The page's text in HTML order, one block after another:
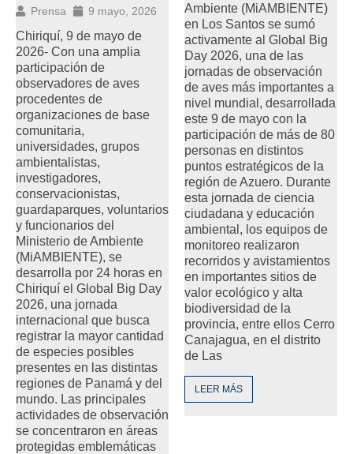
Prensa 9 mayo, 2026
Chiriquí, 9 de mayo de
2026- Con una amplia
participación de
observadores de aves
procedentes de
organizaciones de base
comunitaria,
universidades, grupos
ambientalistas,
investigadores,
conservacionistas,
guardaparques, voluntarios
y funcionarios del
Ministerio de Ambiente
(MiAMBIENTE), se
desarrolla por 24 horas en
Chiriquí el Global Big Day
2026, una jornada
internacional que busca
registrar la mayor cantidad
de especies posibles
presentes en las distintas
regiones de Panamá y del
mundo. Las principales
actividades de observación
se concentraron en áreas
protegidas emblemáticas
Ambiente (MiAMBIENTE)
en Los Santos se sumó
activamente al Global Big
Day 2026, una de las
jornadas de observación
de aves más importantes a
nivel mundial, desarrollada
este 9 de mayo con la
participación de más de 80
personas en distintos
puntos estratégicos de la
región de Azuero. Durante
esta jornada de ciencia
ciudadana y educación
ambiental, los equipos de
monitoreo realizaron
recorridos y avistamientos
en importantes sitios de
valor ecológico y alta
biodiversidad de la
provincia, entre ellos Cerro
Canajagua, en el distrito
de Las
LEER MÁS